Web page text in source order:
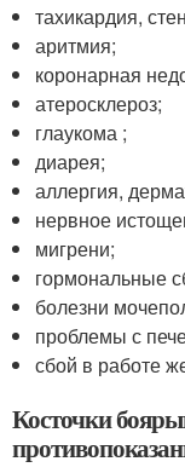
тахикардия,
аритмия;
коронарная
атеросклероз;
глаукома ;
диарея;
аллергия,
нервное
мигрени;
гормональные
болезни
проблемы с
сбой в работе
Косточки